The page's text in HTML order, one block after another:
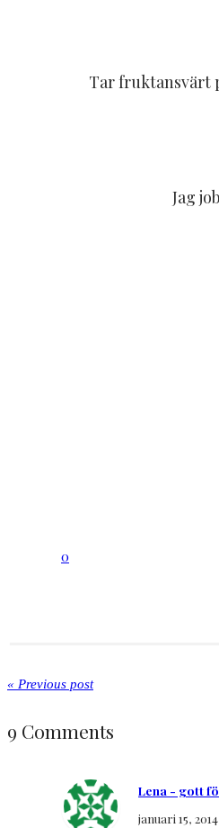
Tar fruktansvärt
Jag
0
« Previous post
9 Comments
Lena - gott
januari 15, 2014